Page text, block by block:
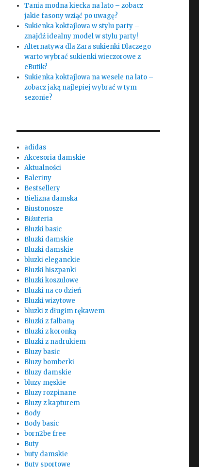
Tania modna kiecka na lato – zobacz
jakie fasony wziąć po uwagę?
Sukienka koktajlowa w stylu party –
znajdź idealny model w stylu party!
Alternatywa dla Zara sukienki Dlaczego
warto wybrać sukienki wieczorowe z
eButik?
Sukienka koktajlowa na wesele na lato –
zobacz jaką najlepiej wybrać w tym
sezonie?
adidas
Akcesoria damskie
Aktualności
Baleriny
Bestsellery
Bielizna damska
Biustonosze
Biżuteria
Bluzki basic
Bluzki damskie
Bluzki damskie
bluzki eleganckie
Bluzki hiszpanki
Bluzki koszulowe
Bluzki na co dzień
Bluzki wizytowe
bluzki z długim rękawem
Bluzki z falbaną
Bluzki z koronką
Bluzki z nadrukiem
Bluzy basic
Bluzy bomberki
Bluzy damskie
bluzy męskie
Bluzy rozpinane
Bluzy z kapturem
Body
Body basic
born2be free
Buty
buty damskie
Buty sportowe